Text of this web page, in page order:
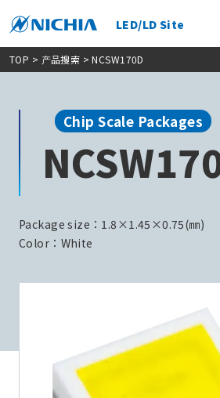
LED/LD Site
TOP > 产品搜索 > NCSW170D
Chip Scale Packages
Package size：1.8×1.45×0.75(㎜)
Color：White